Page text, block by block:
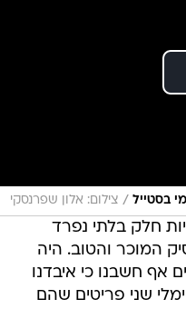
בסטייל / צילום: אלון שפרנסקי
חלק בלתי נפרד
המוכר והטוב. היה
אף חשבנו כי איבדנו
שני פריטים שהם